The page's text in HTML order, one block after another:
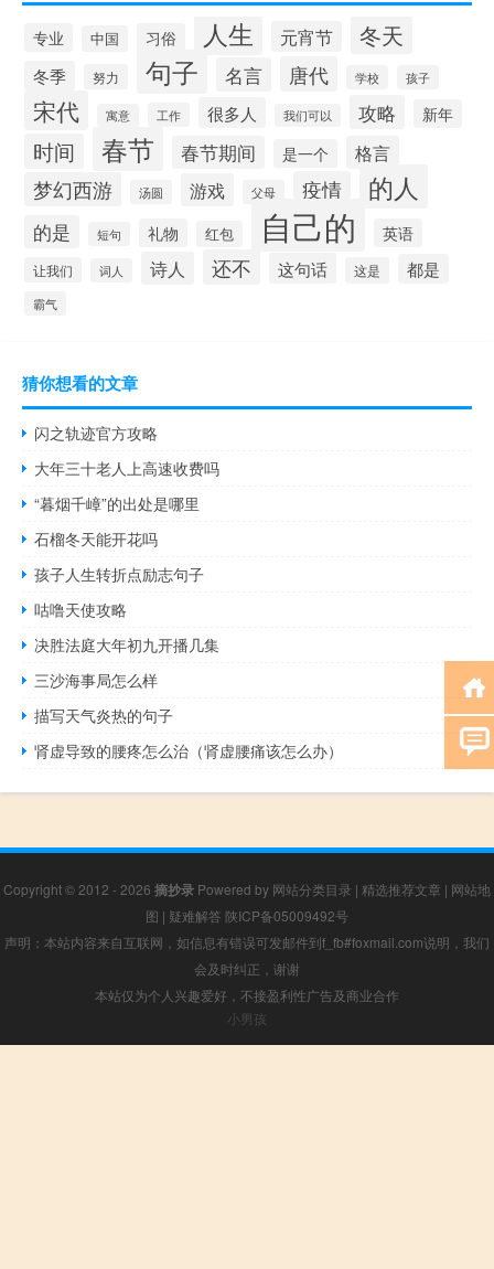
专业 中国 习俗 人生 元宵节 冬天
冬季 努力 句子 名言 唐代 学校 孩子
宋代 寓意 工作 很多人 我们可以 攻略 新年
时间 春节 春节期间 是一个 格言
梦幻西游 汤圆 游戏 父母 疫情 的人
的是 短句 礼物 红包 自己的 英语
让我们 词人 诗人 还不 这句话 这是 都是
霸气
猜你想看的文章
闪之轨迹官方攻略
大年三十老人上高速收费吗
“暮烟千嶂”的出处是哪里
石榴冬天能开花吗
孩子人生转折点励志句子
咕噜天使攻略
决胜法庭大年初九开播几集
三沙海事局怎么样
描写天气炎热的句子
肾虚导致的腰疼怎么治（肾虚腰痛该怎么办）
Copyright © 2012 - 2026 摘抄录 Powered by 网站分类目录 | 精选推荐文章 | 网站地
图 | 疑难解答 陕ICP备05009492号
声明：本站内容来自互联网，如信息有错误可发邮件到f_fb#foxmail.com说明，我们
会及时纠正，谢谢
本站仅为个人兴趣爱好，不接盈利性广告及商业合作
小男孩